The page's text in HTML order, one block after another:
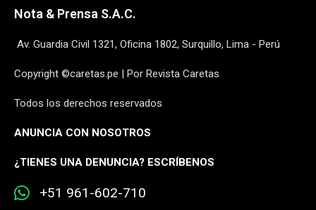
Nota & Prensa S.A.C.
Av. Guardia Civil 1321, Oficina 1802, Surquillo, Lima - Perú
Copyright ©caretas.pe | Por Revista Caretas
Todos los derechos reservados
ANUNCIA CON NOSOTROS
¿TIENES UNA DENUNCIA? ESCRÍBENOS
+51 961-602-710